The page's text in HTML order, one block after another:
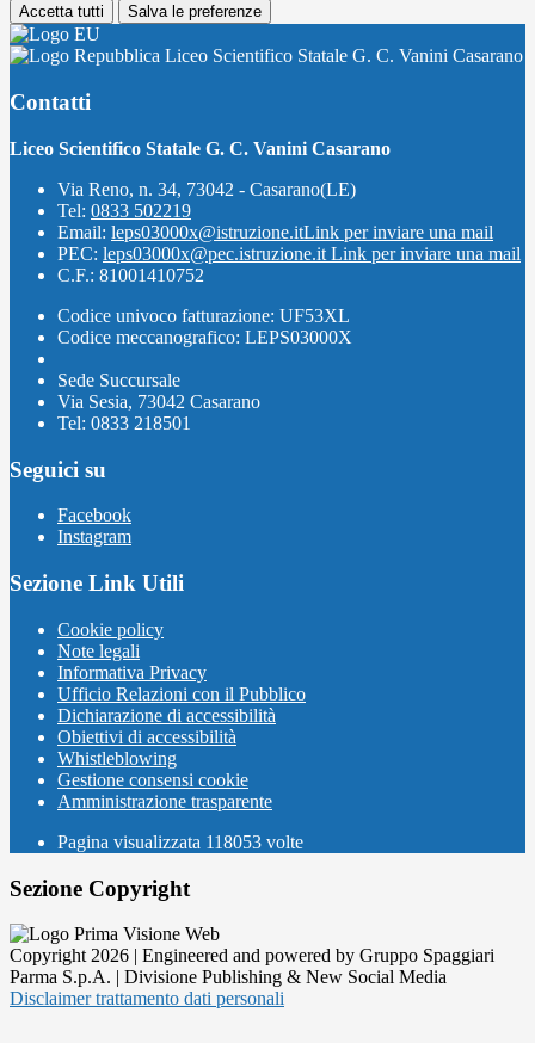
Accetta tutti Salva le preferenze
Liceo Scientifico Statale G. C. Vanini Casarano
Contatti
Liceo Scientifico Statale G. C. Vanini Casarano
Via Reno, n. 34, 73042 - Casarano(LE)
Tel: 0833 502219
Email: leps03000x@istruzione.itLink per inviare una mail
PEC: leps03000x@pec.istruzione.it Link per inviare una mail
C.F.: 81001410752
Codice univoco fatturazione: UF53XL
Codice meccanografico: LEPS03000X
Sede Succursale
Via Sesia, 73042 Casarano
Tel: 0833 218501
Seguici su
Facebook
Instagram
Sezione Link Utili
Cookie policy
Note legali
Informativa Privacy
Ufficio Relazioni con il Pubblico
Dichiarazione di accessibilità
Obiettivi di accessibilità
Whistleblowing
Gestione consensi cookie
Amministrazione trasparente
Pagina visualizzata 118053 volte
Sezione Copyright
Copyright 2026 | Engineered and powered by Gruppo Spaggiari
Parma S.p.A. | Divisione Publishing & New Social Media
Disclaimer trattamento dati personali